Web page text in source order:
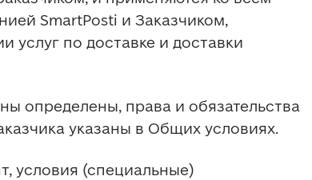
SmartPosti и Заказчиком,
услуг по доставке и доставки
определены, права и обязательства
указаны в Общих условиях.
условия (специальные)